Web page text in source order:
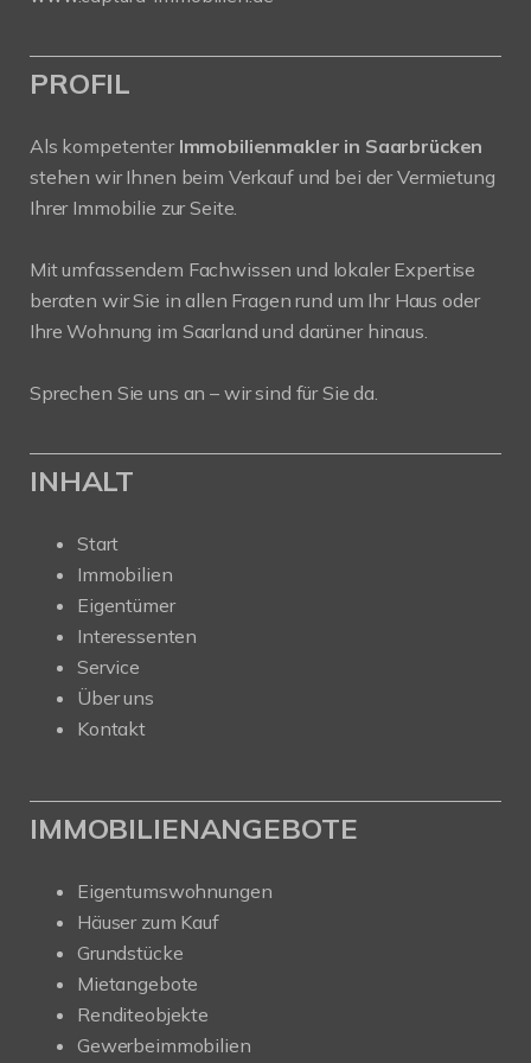
PROFIL
Als kompetenter Immobilienmakler in Saarbrücken
stehen wir Ihnen beim Verkauf und bei der Vermietung
Ihrer Immobilie zur Seite.
Mit umfassendem Fachwissen und lokaler Expertise
beraten wir Sie in allen Fragen rund um Ihr Haus oder
Ihre Wohnung im Saarland und darüner hinaus.
Sprechen Sie uns an – wir sind für Sie da.
INHALT
Start
Immobilien
Eigentümer
Interessenten
Service
Über uns
Kontakt
IMMOBILIENANGEBOTE
Eigentumswohnungen
Häuser zum Kauf
Grundstücke
Mietangebote
Renditeobjekte
Gewerbeimmobilien